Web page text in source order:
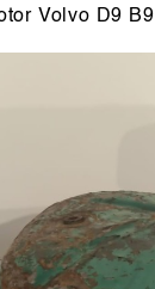
Volvo D9 B9